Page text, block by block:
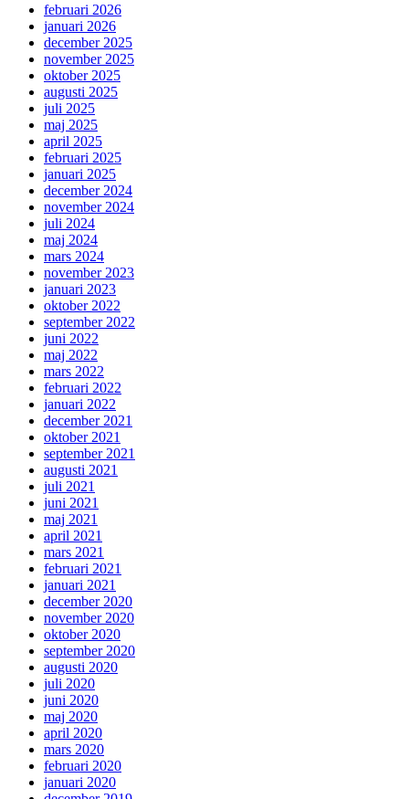
februari 2026
januari 2026
december 2025
november 2025
oktober 2025
augusti 2025
juli 2025
maj 2025
april 2025
februari 2025
januari 2025
december 2024
november 2024
juli 2024
maj 2024
mars 2024
november 2023
januari 2023
oktober 2022
september 2022
juni 2022
maj 2022
mars 2022
februari 2022
januari 2022
december 2021
oktober 2021
september 2021
augusti 2021
juli 2021
juni 2021
maj 2021
april 2021
mars 2021
februari 2021
januari 2021
december 2020
november 2020
oktober 2020
september 2020
augusti 2020
juli 2020
juni 2020
maj 2020
april 2020
mars 2020
februari 2020
januari 2020